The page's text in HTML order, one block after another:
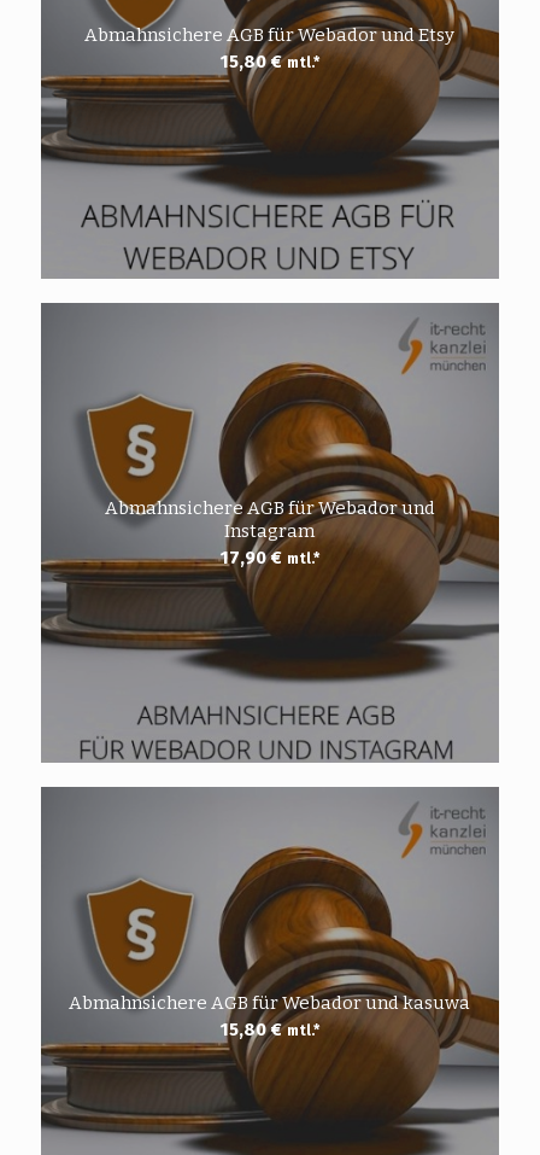
Abmahnsichere AGB für Webador und Etsy
15,80€ mtl.*
Abmahnsichere AGB für Webador und
Instagram
17,90€ mtl.*
Abmahnsichere AGB für Webador und kasuwa
15,80€ mtl.*